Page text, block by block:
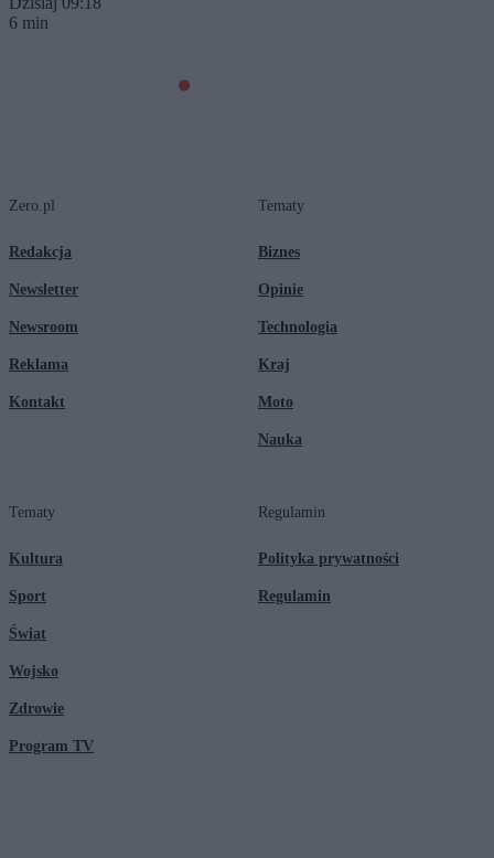
6 min
Zero.pl
Redakcja
Newsletter
Newsroom
Reklama
Kontakt
Tematy
Biznes
Opinie
Technologia
Kraj
Moto
Nauka
Tematy
Kultura
Sport
Świat
Wojsko
Zdrowie
Program TV
Regulamin
Polityka prywatności
Regulamin